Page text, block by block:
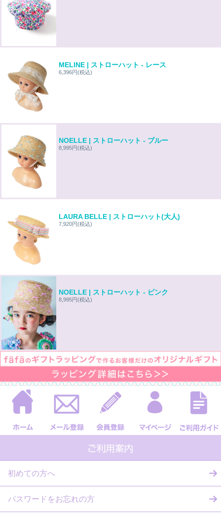
MELINE | ストローハット - レース
6,396円(税込)
NOELLE | ストローハット - ブルー
8,995円(税込)
LAURA BELLE | ストローハット(大人)
7,920円(税込)
NOELLE | ストローハット - ピンク
8,995円(税込)
初めての方へ
パスワードをお忘れの方